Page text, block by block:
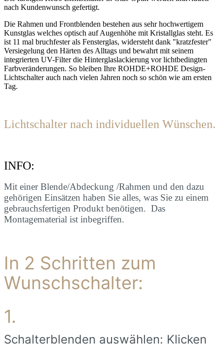
nach Kundenwunsch gefertigt.
Die Rahmen und Frontblenden bestehen aus sehr hochwertigem
Kunstglas welches optisch auf Augenhöhe mit Kristallglas steht. Es
ist 11 mal bruchfester als Fensterglas, widersteht dank "kratzfester"
Versiegelung den Härten des Alltags und bewahrt mit seinem
integrierten UV-Filter die Hinterglaslackierung vor lichtbedingten
Farbveränderungen. So bleiben Ihre ROHDE+ROHDE Design-
Lichtschalter auch nach vielen Jahren noch so schön wie am ersten
Tag.
Lichtschalter nach individuellen Wünschen.
INFO:
Mit einer Blende/Abdeckung /Rahmen und den dazu
gehörigen Einsätzen haben Sie alles, was Sie zu einem
gebrauchsfertigen Produkt benötigen. Das
Montagematerial ist inbegriffen.
In 2 Schritten zum
Wunschschalter:
1.
Schalterblenden auswählen: Klicken